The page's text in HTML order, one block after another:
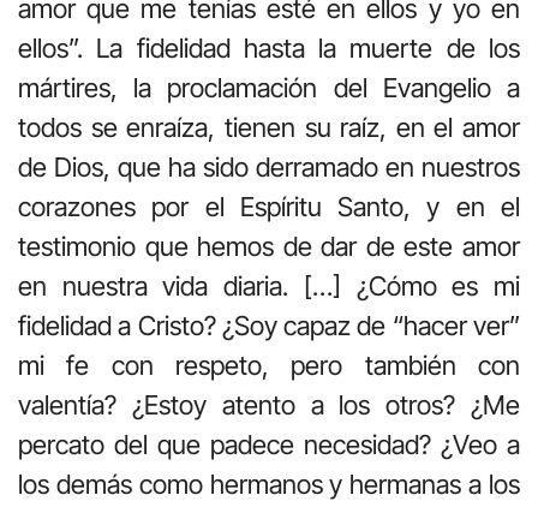
amor que me tenías esté en ellos y yo en
ellos”. La fidelidad hasta la muerte de los
mártires, la proclamación del Evangelio a
todos se enraíza, tienen su raíz, en el amor
de Dios, que ha sido derramado en nuestros
corazones por el Espíritu Santo, y en el
testimonio que hemos de dar de este amor
en nuestra vida diaria. […] ¿Cómo es mi
fidelidad a Cristo? ¿Soy capaz de “hacer ver”
mi fe con respeto, pero también con
valentía? ¿Estoy atento a los otros? ¿Me
percato del que padece necesidad? ¿Veo a
los demás como hermanos y hermanas a los